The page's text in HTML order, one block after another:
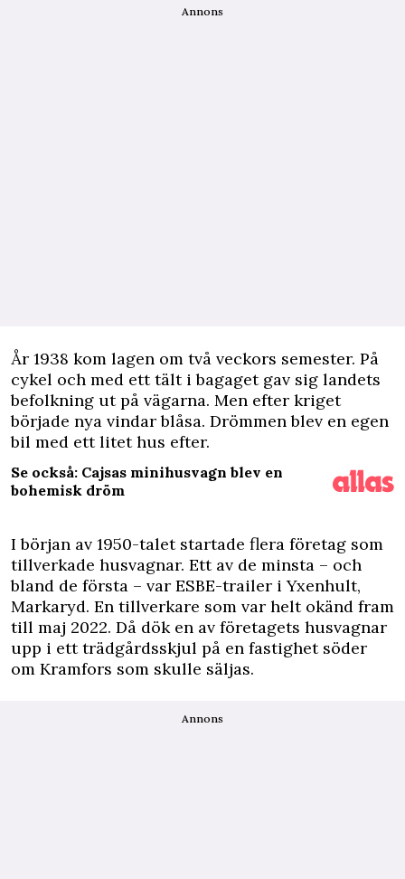
Annons
År 1938 kom lagen om två veckors semester. På
cykel och med ett tält i bagaget gav sig landets
befolkning ut på vägarna. Men efter kriget
började nya vindar blåsa. Drömmen blev en egen
bil med ett litet hus efter.
Se också: Cajsas minihusvagn blev en
bohemisk dröm
I början av 1950-talet startade flera företag som
tillverkade husvagnar. Ett av de minsta – och
bland de första – var ESBE-trailer i Yxenhult,
Markaryd. En tillverkare som var helt okänd fram
till maj 2022. Då dök en av företagets husvagnar
upp i ett trädgårdsskjul på en fastighet söder
om Kramfors som skulle säljas.
Annons